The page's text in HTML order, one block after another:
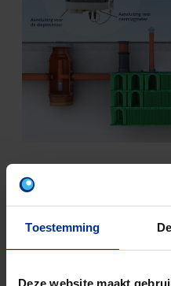
Toestemming
Deze website maakt